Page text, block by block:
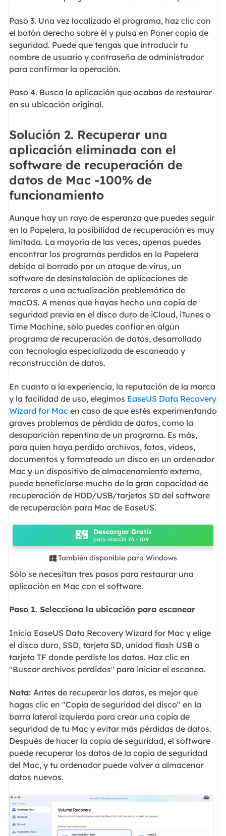
Paso 3. Una vez localizado el programa, haz clic con
el botón derecho sobre él y pulsa en Poner copia de
seguridad. Puede que tengas que introducir tu
nombre de usuario y contraseña de administrador
para confirmar la operación.
Paso 4. Busca la aplicación que acabas de restaurar
en su ubicación original.
Solución 2. Recuperar una
aplicación eliminada con el
software de recuperación de
datos de Mac -100% de
funcionamiento
Aunque hay un rayo de esperanza que puedes seguir
en la Papelera, la posibilidad de recuperación es muy
limitada. La mayoría de las veces, apenas puedes
encontrar los programas perdidos en la Papelera
debido al borrado por un ataque de virus, un
software de desinstalación de aplicaciones de
terceros o una actualización problemática de
macOS. A menos que hayas hecho una copia de
seguridad previa en el disco duro de iCloud, iTunes o
Time Machine, sólo puedes confiar en algún
programa de recuperación de datos, desarrollado
con tecnología especializada de escaneado y
reconstrucción de datos.
En cuanto a la experiencia, la reputación de la marca
y la facilidad de uso, elegimos EaseUS Data Recovery
Wizard for Mac en caso de que estés experimentando
graves problemas de pérdida de datos, como la
desaparición repentina de un programa. Es más,
para quien haya perdido archivos, fotos, vídeos,
documentos y formateado un disco en un ordenador
Mac y un dispositivo de almacenamiento externo,
puede beneficiarse mucho de la gran capacidad de
recuperación de HDD/USB/tarjetas SD del software
de recuperación para Mac de EaseUS.
Descargar Gratis
para macOS 26 - 10.9
 También disponible para Windows
Sólo se necesitan tres pasos para restaurar una
aplicación en Mac con el software.
Paso 1. Selecciona la ubicación para escanear
Inicia EaseUS Data Recovery Wizard for Mac y elige
el disco duro, SSD, tarjeta SD, unidad flash USB o
tarjeta TF donde perdiste los datos. Haz clic en
"Buscar archivos perdidos" para iniciar el escaneo.
Nota: Antes de recuperar los datos, es mejor que
hagas clic en "Copia de seguridad del disco" en la
barra lateral izquierda para crear una copia de
seguridad de tu Mac y evitar más pérdidas de datos.
Después de hacer la copia de seguridad, el software
puede recuperar los datos de la copia de seguridad
del Mac, y tu ordenador puede volver a almacenar
datos nuevos.